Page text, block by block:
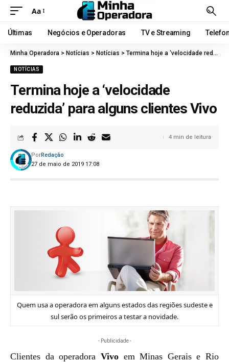
Aa
Últimas Negócios e Operadoras TV e Streaming
Minha Operadora > Notícias > Notícias > Termina hoje a ‘velocidade reduzida’ para alguns clientes Vivo
NOTÍCIAS
Termina hoje a ‘velocidade
reduzida’ para alguns clientes Vivo
27 de maio de 2019 17:08
PorRedação
4 min de leitura
Quem usa a operadora em alguns estados das regiões sudeste e
sul serão os primeiros a testar a novidade.
- Publicidade -
Clientes da operadora Vivoem Minas Gerais e Rio